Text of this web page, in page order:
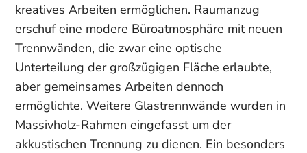
kreatives Arbeiten ermöglichen. Raumanzug
erschuf eine modere Büroatmosphäre mit neuen
Trennwänden, die zwar eine optische
Unterteilung der großzügigen Fläche erlaubte,
aber gemeinsames Arbeiten dennoch
ermöglichte. Weitere Glastrennwände wurden in
Massivholz-Rahmen eingefasst um der
akkustischen Trennung zu dienen. Ein besonders